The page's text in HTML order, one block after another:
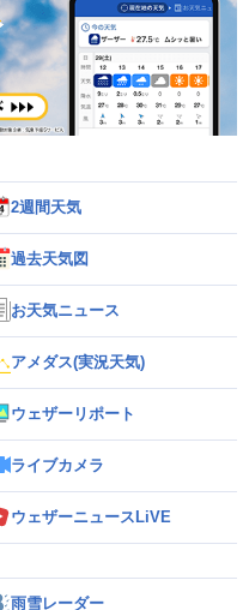
2週間天気
過去天気図
お天気ニュース
アメダス(実況天気)
ウェザーリポート
ライブカメラ
ウェザーニュースLiVE
雨雪レーダー